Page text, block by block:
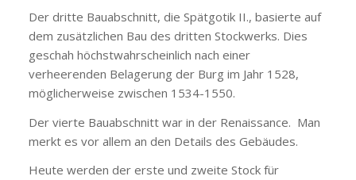
Der dritte Bauabschnitt, die Spätgotik II., basierte auf
dem zusätzlichen Bau des dritten Stockwerks. Dies
geschah höchstwahrscheinlich nach einer
verheerenden Belagerung der Burg im Jahr 1528,
möglicherweise zwischen 1534-1550.
Der vierte Bauabschnitt war in der Renaissance. Man
merkt es vor allem an den Details des Gebäudes.
Heute werden der erste und zweite Stock für